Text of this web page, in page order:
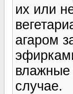
их или
агаром
влажные
случае.